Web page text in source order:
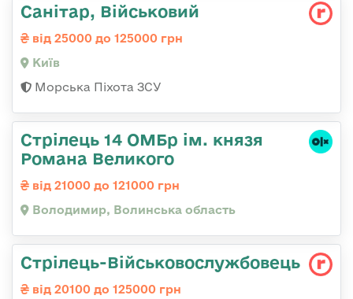
Санітар, Військовий
від 25000 до 125000 грн
Київ
Морська Піхота ЗСУ
Стрілець 14 ОМБр ім. князя
Романа Великого
від 21000 до 121000 грн
Володимир, Волинська область
Стрілець-Військовослужбовець
від 20100 до 125000 грн